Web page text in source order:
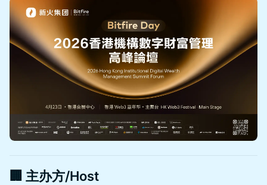
🏢 主办方/Host